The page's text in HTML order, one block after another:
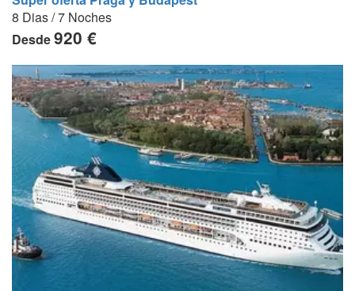
8 Dias / 7 Noches
Desde920 €